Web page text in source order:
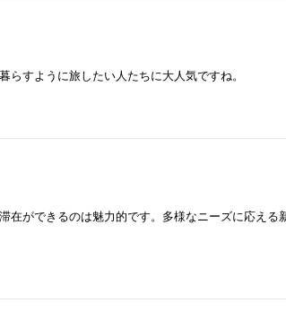
すように旅したい人たちに大人気ですね。
在ができるのは魅力的です。多様なニーズに応える